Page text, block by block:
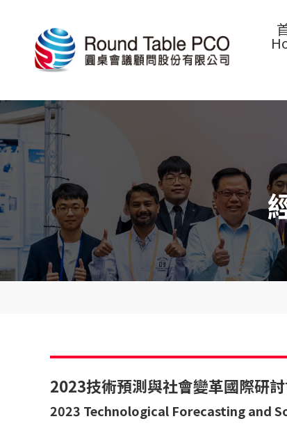
2023技術預測與社會變革國際研
2023 Technological Forecasting and